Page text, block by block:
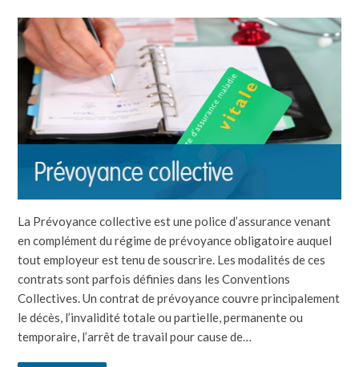
La Prévoyance collective est une police d’assurance venant
en complément du régime de prévoyance obligatoire auquel
tout employeur est tenu de souscrire. Les modalités de ces
contrats sont parfois définies dans les Conventions
Collectives. Un contrat de prévoyance couvre principalement
le décès, l’invalidité totale ou partielle, permanente ou
temporaire, l’arrêt de travail pour cause de…